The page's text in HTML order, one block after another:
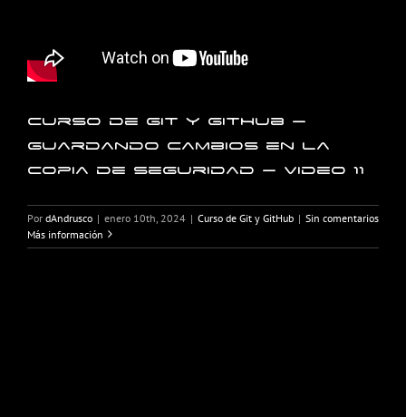
Curso de Git y GitHub –
Guardando cambios en la
copia de seguridad – Video 11
Por dAndrusco | enero 10th, 2024 | Curso de Git y GitHub | Sin comentarios
Más información